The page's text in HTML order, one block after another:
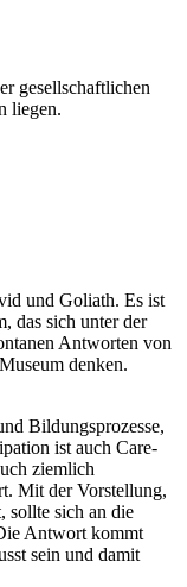
gesellschaftlichen
liegen.
und Goliath. Es ist
das sich unter der
Antworten von
denken.
Bildungsprozesse,
ist auch Care-
ziemlich
Mit der Vorstellung,
sollte sich an die
Antwort kommt
sein und damit